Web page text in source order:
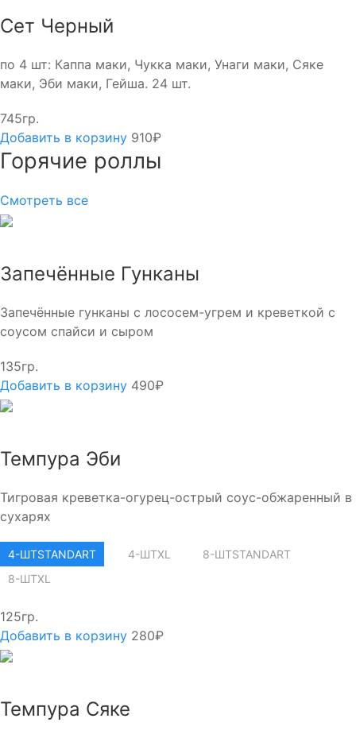
Сет Черный
по 4 шт: Каппа маки, Чукка маки, Унаги маки, Сяке
маки, Эби маки, Гейша. 24 шт.
745гр.
Добавить в корзину 910₽
Горячие роллы
Смотреть все
Запечённые Гунканы
Запечённые гунканы с лососем-угрем и креветкой с
соусом спайси и сыром
135гр.
Добавить в корзину 490₽
Темпура Эби
Тигровая креветка-огурец-острый соус-обжаренный в
сухарях
4-ШТSTANDART 4-ШТXL 8-ШТSTANDART
8-ШТXL
125гр.
Добавить в корзину 280₽
Темпура Сяке